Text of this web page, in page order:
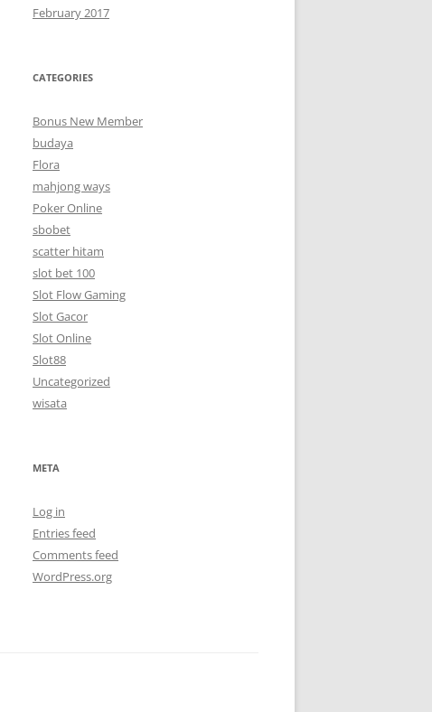
February 2017
CATEGORIES
Bonus New Member
budaya
Flora
mahjong ways
Poker Online
sbobet
scatter hitam
slot bet 100
Slot Flow Gaming
Slot Gacor
Slot Online
Slot88
Uncategorized
wisata
META
Log in
Entries feed
Comments feed
WordPress.org